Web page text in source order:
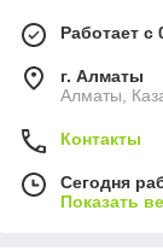
Работает с
г. Алматы
Алматы,
Контакты
Сегодня
Показать